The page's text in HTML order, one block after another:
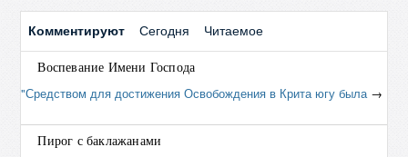
времена люди понимали, что пять Общечеловеческих
Ценностей необходимы для Покоя и процветания во
всём мире. Мы не→
Комментируют Сегодня Читаемое
Воспевание Имени Господа
"Средством для достижения Освобождения в Крита югу была→
Пирог с баклажанами